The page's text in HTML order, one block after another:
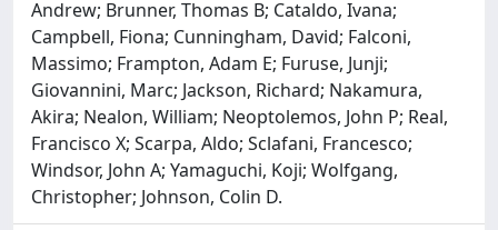
Andrew; Brunner, Thomas B; Cataldo, Ivana;
Campbell, Fiona; Cunningham, David; Falconi,
Massimo; Frampton, Adam E; Furuse, Junji;
Giovannini, Marc; Jackson, Richard; Nakamura,
Akira; Nealon, William; Neoptolemos, John P; Real,
Francisco X; Scarpa, Aldo; Sclafani, Francesco;
Windsor, John A; Yamaguchi, Koji; Wolfgang,
Christopher; Johnson, Colin D.